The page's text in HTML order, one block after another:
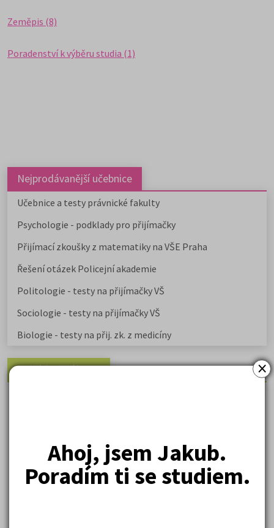
×
Ahoj, jsem Jakub.
Poradím ti se studiem.
Zeměpis (8)
Poradenství k výběru studia (1)
Nejprodávanější učebnice
Učebnice a testy právnické fakulty
Psychologie - podklady pro přijímačky
Přijímací zkoušky z matematiky na VŠE Praha
Řešení otázek Policejní akademie
Politologie - testy na přijímačky VŠ
Sociologie - testy na přijímačky VŠ
Biologie - testy na přij. zk. z medicíny
Nejžádanější kurzy
Společenské a human. vědy
Ekonomické fakulty